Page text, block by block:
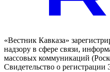
«Вестник Кавказа»
надзору в сфере связи,
массовых коммуникаций
Свидетельство о